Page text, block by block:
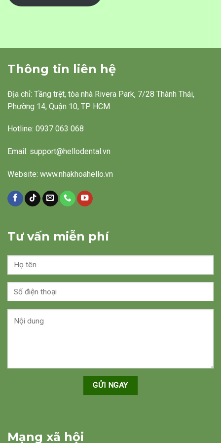
Thông tin liên hệ
Địa chỉ: Tầng trệt, tòa nhà Rivera Park, 7/28 Thành Thái,
Phường 14, Quận 10, TP HCM
Hotline: 0937 063 068
Email: support@hellodental.vn
Website: www.nhakhoahello.vn
Tư vấn miễn phí
Mạng xã hội